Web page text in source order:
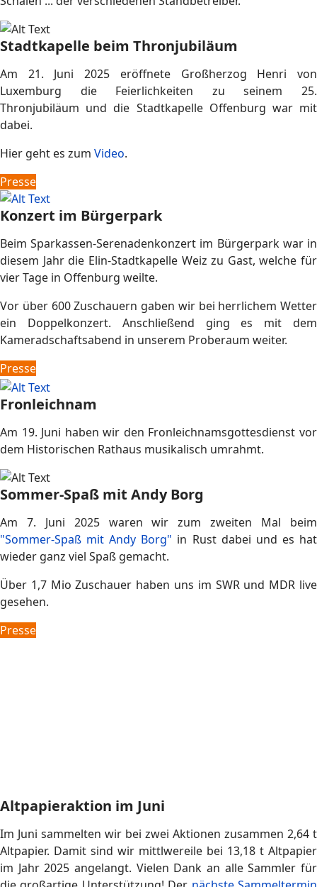
Stadtkapelle beim Thronjubiläum
Am 21. Juni 2025 eröffnete Großherzog Henri von
Luxemburg die Feierlichkeiten zu seinem 25.
Thronjubiläum und die Stadtkapelle Offenburg war mit
dabei.
Hier geht es zum Video.
Presse
Konzert im Bürgerpark
Beim Sparkassen-Serenadenkonzert im Bürgerpark war in
diesem Jahr die Elin-Stadtkapelle Weiz zu Gast, welche für
vier Tage in Offenburg weilte.
Vor über 600 Zuschauern gaben wir bei herrlichem Wetter
ein Doppelkonzert. Anschließend ging es mit dem
Kameradschaftsabend in unserem Proberaum weiter.
Presse
Fronleichnam
Am 19. Juni haben wir den Fronleichnamsgottesdienst vor
dem Historischen Rathaus musikalisch umrahmt.
Sommer-Spaß mit Andy Borg
Am 7. Juni 2025 waren wir zum zweiten Mal beim
"Sommer-Spaß mit Andy Borg" in Rust dabei und es hat
wieder ganz viel Spaß gemacht.
Über 1,7 Mio Zuschauer haben uns im SWR und MDR live
gesehen.
Presse
Jahreskonzert in der Reithalle
Am 17. Mai fand unser 50. Jahreskonzert statt. Einer der
Höhepunkt war das Saxophon-Solo von Esther Brüstle und
Simon Lindner.